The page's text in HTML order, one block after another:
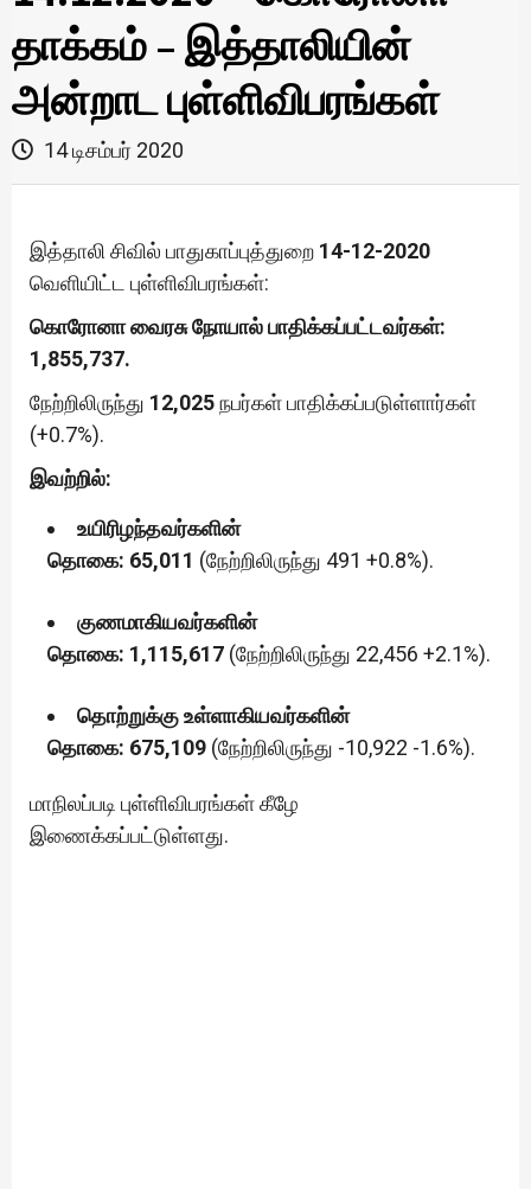
தாக்கம் – இத்தாலியின்
அன்றாட புள்ளிவிபரங்கள்
14 டிசம்பர் 2020
இத்தாலி சிவில் பாதுகாப்புத்துறை 14-12-2020
வெளியிட்ட புள்ளிவிபரங்கள்:
கொரோனா வைரசு நோயால் பாதிக்கப்பட்டவர்கள்:
1,855,737.
நேற்றிலிருந்து 12,025நபர்கள் பாதிக்கப்படுள்ளார்கள்
(+0.7%).
இவற்றில்:
உயிரிழந்தவர்களின்
தொகை: 65,011 (நேற்றிலிருந்து 491 +0.8%).
குணமாகியவர்களின்
தொகை: 1,115,617 (நேற்றிலிருந்து 22,456 +2.1%).
தொற்றுக்கு உள்ளாகியவர்களின்
தொகை: 675,109 (நேற்றிலிருந்து -10,922 -1.6%).
மாநிலப்படி புள்ளிவிபரங்கள் கீழே
இணைக்கப்பட்டுள்ளது.